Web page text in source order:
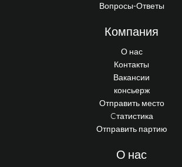
Вопросы-Ответы
Компания
О нас
Контакты
Вакансии
консьерж
Отправить место
Cтатистика
Отправить партию
О нас